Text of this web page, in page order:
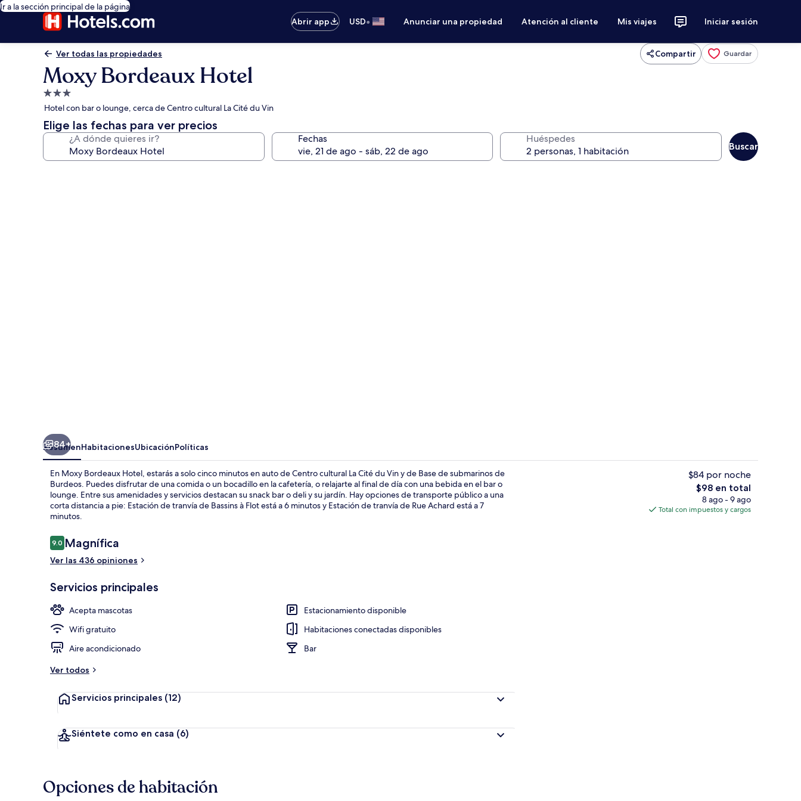
Ir a la sección principal de la página
Abrir app
USD• Anunciar una propiedad Atención al cliente Mis viajes Iniciar sesión
Ver todas las propiedades Compartir Guardar
Moxy Bordeaux Hotel
Propiedad
de
3.0
estrellas
Hotel con bar o lounge, cerca de Centro cultural La Cité du Vin
Elige las fechas para ver precios
¿A dónde quieres ir? Fechas Huéspedes
Buscar
Escritorio, espacio para trabajar con laptop y cortinas blackoutServicio de la propiedad
84+
ResumenHabitacionesUbicaciónPolíticas
En Moxy Bordeaux Hotel, estarás a solo cinco minutos en auto de Centro cultural La Cité du Vin y de Base de submarinos de
Burdeos. Puedes disfrutar de una comida o un bocadillo en la cafetería, o relajarte al final de día con una bebida en el bar o
lounge. Entre sus amenidades y servicios destacan su snack bar o deli y su jardín. Hay opciones de transporte público a una
corta distancia a pie: Estación de tranvía de Bassins à Flot está a 6 minutos y Estación de tranvía de Rue Achard está a 7
minutos.
Opiniones
9.09.0 de 10,
Magnífica
Ver las 436 opiniones
Servicios principales
Acepta mascotas
Estacionamiento disponible
Wifi gratuito
Habitaciones conectadas disponibles
Aire acondicionado
Bar
Ver todos
Servicios principales (12)
Siéntete como en casa (6)
$84 por noche
El
precio
total
$98 en total
8 ago - 9 ago
Total con impuestos y cargos
Opciones de habitación